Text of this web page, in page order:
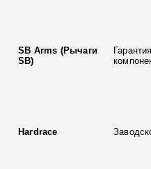
SB Arms (Рычаги
SB)
Hardrace